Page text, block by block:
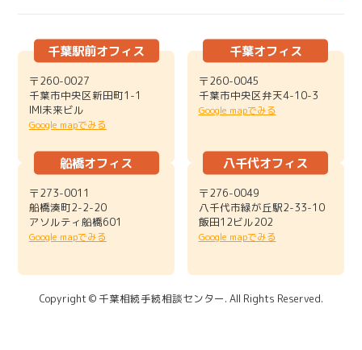
千葉駅前オフィス
〒260-0027
千葉市中央区新田町1-1
IMI未来ビル
Google mapでみる
千葉オフィス
〒260-0045
千葉市中央区弁天4-10-3
Google mapでみる
船橋オフィス
〒273-0011
船橋湊町2-2-20
アソルティ船橋601
Google mapでみる
八千代オフィス
〒276-0049
八千代市緑が丘駅2-33-10
飯田12ビル202
Google mapでみる
Copyright © 千葉相続手続相談センター. All Rights Reserved.